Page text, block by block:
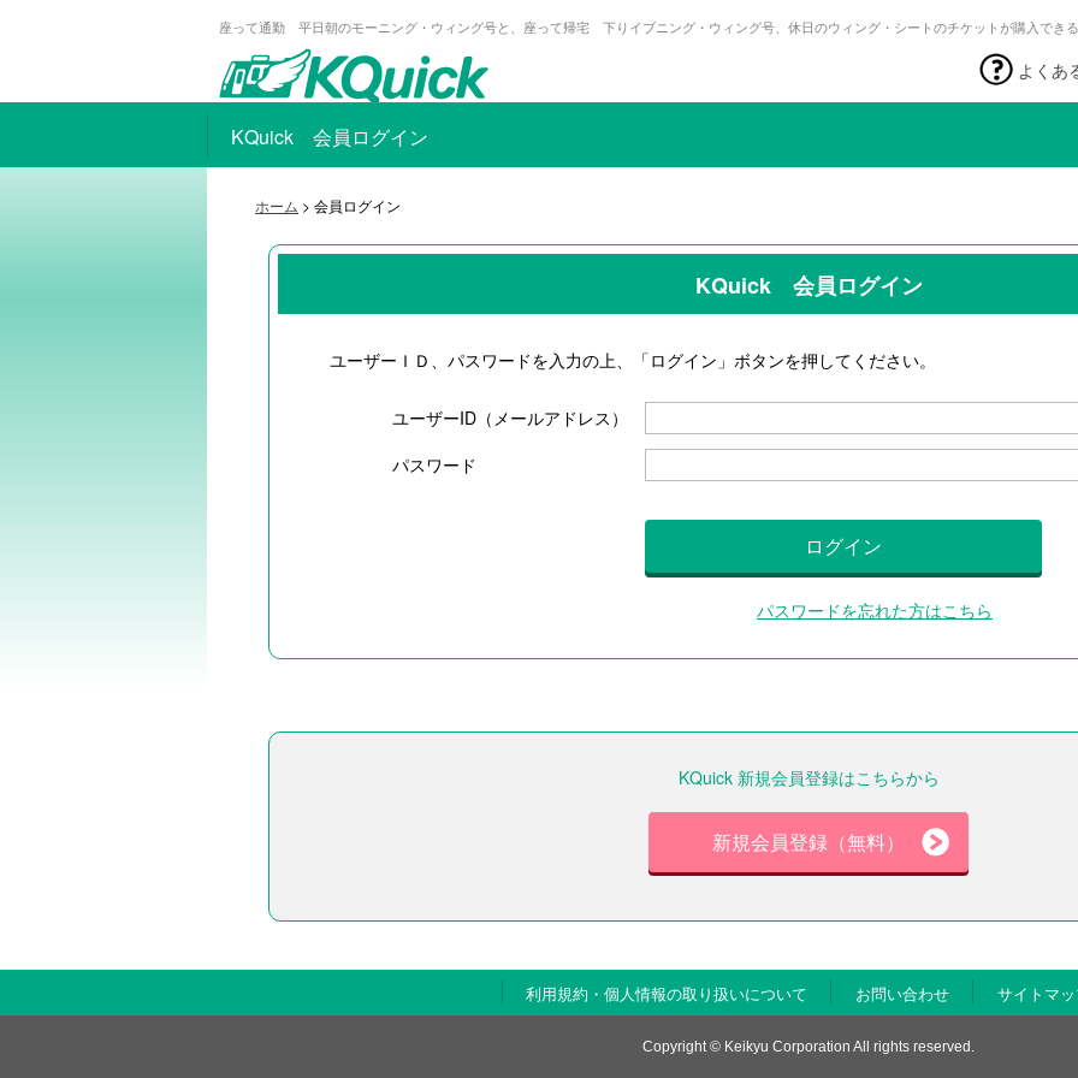
座って通勤 平日朝のモーニング・ウィング号と、座って帰宅 下りイブニング・ウィング号、休日のウィング・シートのチケットが購入でき
よくあ
KQuick 会員ログイン
ホーム > 会員ログイン
KQuick 会員ログイン
ユーザーＩＤ、パスワードを入力の上、「ログイン」ボタンを押してください。
ユーザーID（メールアドレス）
パスワード
ログイン
パスワードを忘れた方はこちら
KQuick 新規会員登録はこちらから
新規会員登録（無料）
利用規約・個人情報の取り扱いについて お問い合わせ サイトマ
Copyright © Keikyu Corporation All rights reserved.